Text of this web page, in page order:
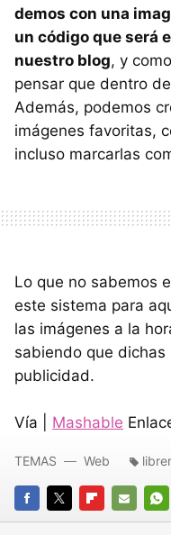
demos con una
un código que será
nuestro blog, y
pensar que dentro
Además, podemos
imágenes favoritas,
incluso marcarlas
Lo que no sabemos
este sistema para
las imágenes a la
sabiendo que dichas
publicidad.
Vía | Mashable
FACEBOOK
TWITTERFLIPBOARD
E-
TEMAS Web